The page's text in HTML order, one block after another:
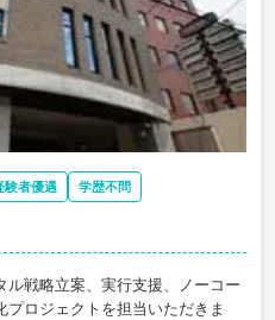
験者優遇
学歴不問
戦略立案、実行支援、ノーコー
プロジェクトを担当いただきま